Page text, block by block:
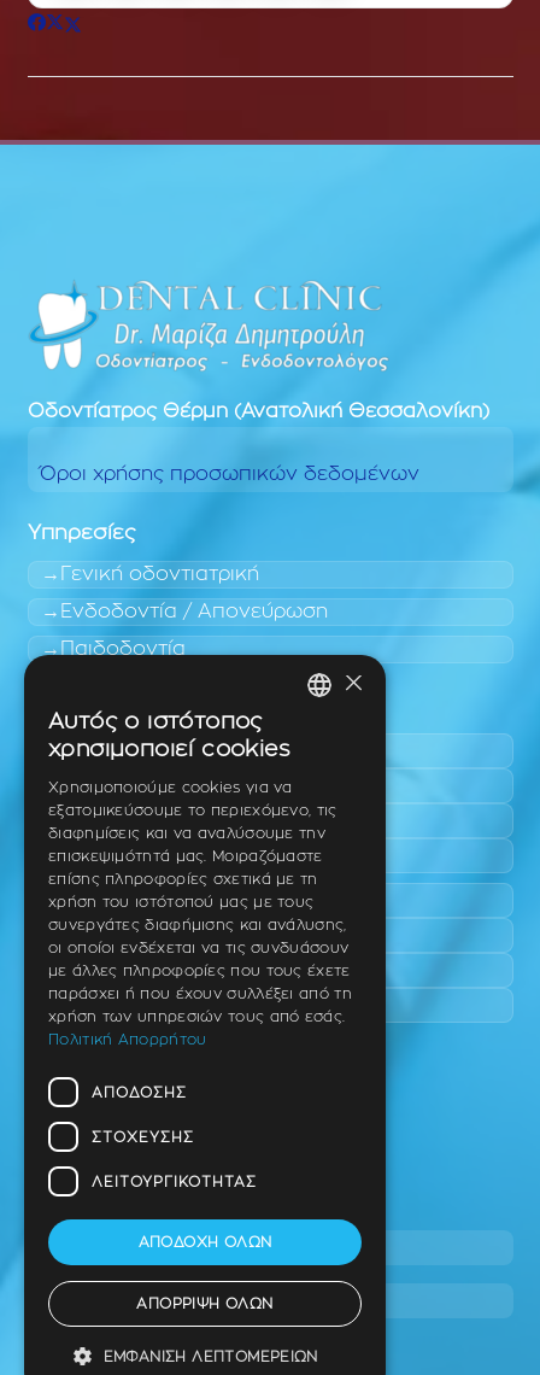
Οδοντίατρος Θέρμη (Ανατολική Θεσσαλονίκη)
Όροι χρήσης προσωπικών δεδομένων
Υπηρεσίες
Γενική οδοντιατρική
Ενδοδοντία / Απονεύρωση
Παιδοδοντία
Πυλαία
Τριάδι
Νέο Ρύσιο
Επανομή
Περαία
Καλαμαριά
Πανόραμα
Χαριλάου
Ταβάκη – Θ. Λίτσα 10 (γωνία),
Θέρμη – Θεσσαλονίκη
T.K 57001
Τηλ.
2310 46 10 44
info@dimitrouli.gr
×
Αυτός ο ιστότοπος
χρησιμοποιεί cookies
Χρησιμοποιούμε cookies για να
εξατομικεύσουμε το περιεχόμενο, τις
διαφημίσεις και να αναλύσουμε την
επισκεψιμότητά μας. Μοιραζόμαστε
επίσης πληροφορίες σχετικά με τη
χρήση του ιστότοπού μας με τους
συνεργάτες διαφήμισης και ανάλυσης,
οι οποίοι ενδέχεται να τις συνδυάσουν
με άλλες πληροφορίες που τους έχετε
παράσχει ή που έχουν συλλέξει από τη
χρήση των υπηρεσιών τους από εσάς.
Πολιτική Απορρήτου
ΑΠΌΔΟΣΗΣ
ΣΤΌΧΕΥΣΗΣ
ΛΕΙΤΟΥΡΓΙΚΌΤΗΤΑΣ
ΑΠΟΔΟΧΉ ΌΛΩΝ
ΑΠΌΡΡΙΨΗ ΌΛΩΝ
ΕΜΦΆΝΙΣΗ ΛΕΠΤΟΜΕΡΕΙΏΝ